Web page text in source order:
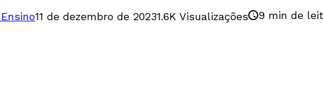
11 de dezembro de 20231.6K Visualizações 9 min de